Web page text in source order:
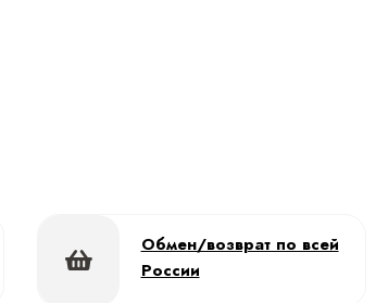
Обмен/возврат по всей
России